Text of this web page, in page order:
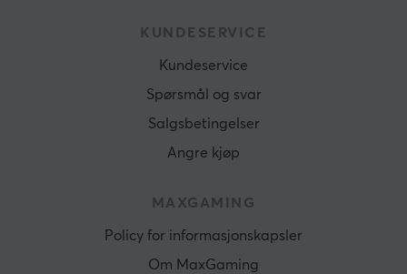
KUNDESERVICE
Kundeservice
Spørsmål og svar
Salgsbetingelser
Angre kjøp
MAXGAMING
Policy for informasjonskapsler
Om MaxGaming